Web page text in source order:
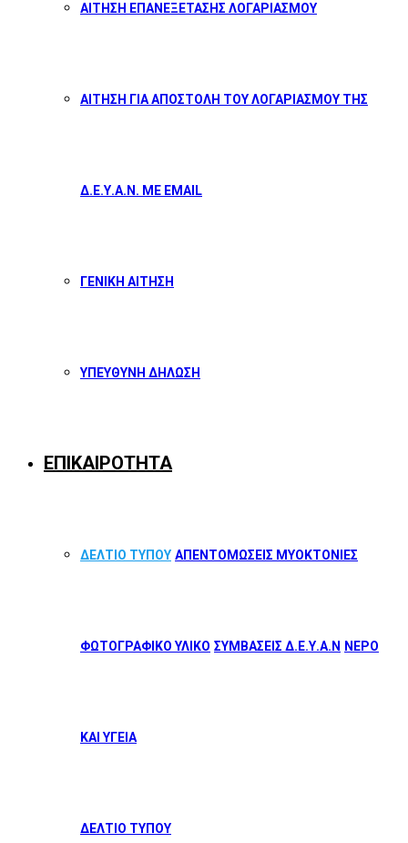
ΑΙΤΗΣΗ ΕΠΑΝΕΞΕΤΑΣΗΣ ΛΟΓΑΡΙΑΣΜΟΥ
ΑΙΤΗΣΗ ΓΙΑ ΑΠΟΣΤΟΛΗ ΤΟΥ ΛΟΓΑΡΙΑΣΜΟΥ ΤΗΣ
Δ.Ε.Υ.Α.Ν. ΜΕ EMAIL
ΓΕΝΙΚΗ ΑΙΤΗΣΗ
ΥΠΕΥΘΥΝΗ ΔΗΛΩΣΗ
ΕΠΙΚΑΙΡΟΤΗΤΑ
ΔΕΛΤΙΟ ΤΥΠΟΥ ΑΠΕΝΤΟΜΩΣΕΙΣ ΜΥΟΚΤΟΝΙΕΣ
ΦΩΤΟΓΡΑΦΙΚΟ ΥΛΙΚΟ ΣΥΜΒΑΣΕΙΣ Δ.Ε.Υ.Α.Ν ΝΕΡΟ
ΚΑΙ ΥΓΕΙΑ
ΔΕΛΤΙΟ ΤΥΠΟΥ